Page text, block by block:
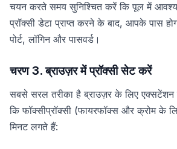
चयन करते समय सुनिश्चित करें कि पूल में
प्रॉक्सी डेटा प्राप्त करने के बाद, आपके पास
पोर्ट, लॉगिन और पासवर्ड।
चरण 3. ब्राउज़र में प्रॉक्सी सेट करें
सबसे सरल तरीका है ब्राउज़र के लिए
कि फॉक्सीप्रॉक्सी (फायरफॉक्स और क्रोम के
मिनट लगते हैं: